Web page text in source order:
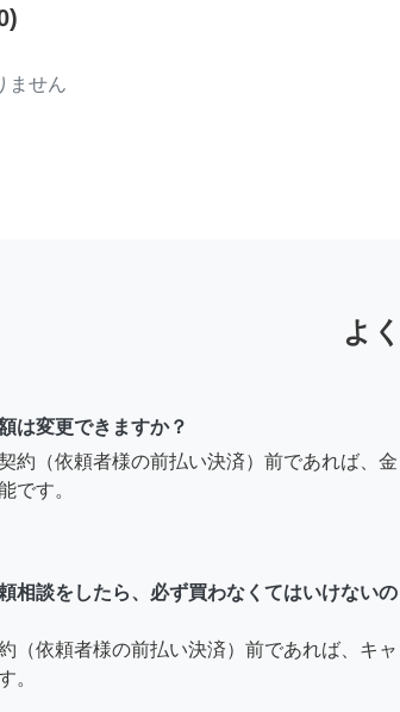
)
ません
よ
は変更できますか？
約（依頼者様の前払い決済）前であれば、金
です。
相談をしたら、必ず買わなくてはいけないの
（依頼者様の前払い決済）前であれば、キャ
。